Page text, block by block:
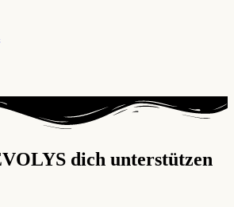
dich unterstützen